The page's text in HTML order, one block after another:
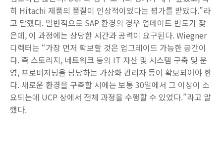
히 Hitachi 제품의 품질이 인상적이었다는 평가를 받았다.”라
고 말했다. 일반적으로 SAP 환경의 경우 업데이트 빈도가 잦
은데, 이 과정에는 상당한 시간과 공력이 요구된다. Wiegner
디렉터는 “가장 먼저 확보할 것은 업그레이드 가능한 공간이
다. 즉 스토리지, 네트워크 등의 IT 자산 및 시스템 구축 및 운
영, 프로비저닝을 담당하는 가상화 관리자 등이 확보되어야 한
다. 새로운 환경을 구축할 시에는 보통 30일에서 그 이상이 소
요되는데 UCP 상에서 전체 과정을 수행할 수 있었다.”라고 말
했다.